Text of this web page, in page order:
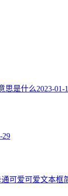
思是什么2023-01-
29
可爱可爱文本框